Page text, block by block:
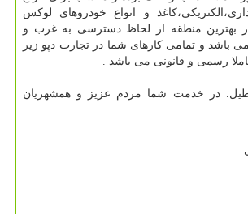
و انواع خودروهای لوکس
در بهترین منطقه از لحاظ دسترسی به غرب و
باشد و تمامی کارهای شما در تجارت دپو زیر
رسمی و قانونی می باشد .
در خدمت شما مردم عزیز و همشهریان